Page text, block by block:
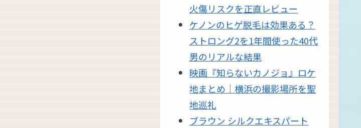
火傷リスクを正直レビュー
ケノンのヒゲ脱毛は効果ある？
ストロング2を1年間使った40代
男のリアルな結果
映画『知らないカノジョ』ロケ
地まとめ｜横浜の撮影場所を聖
地巡礼
ブラウン シルクエキスパート